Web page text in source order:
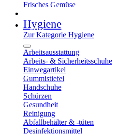
Frisches Gemüse
Hygiene
Zur Kategorie Hygiene
Arbeitsausstattung
Arbeits- & Sicherheitsschuhe
Einwegartikel
Gummistiefel
Handschuhe
Schürzen
Gesundheit
Reinigung
Abfallbehälter & -tüten
Desinfektionsmittel